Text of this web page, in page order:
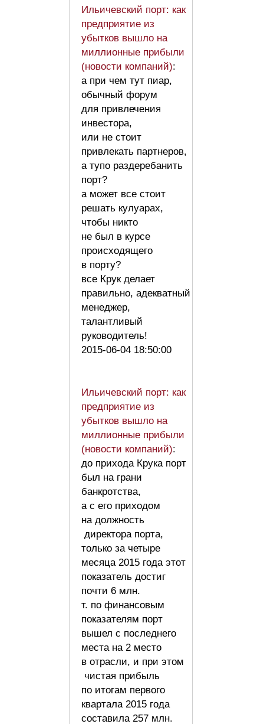
Ильичевский порт: как
предприятие из
убытков вышло на
миллионные прибыли
(новости компаний):
а при чем тут пиар,
обычный форум
для привлечения
инвестора,
или не стоит
привлекать партнеров,
а тупо раздеребанить
порт?
а может все стоит
решать кулуарах,
чтобы никто
не был в курсе
происходящего
в порту?
все Крук делает
правильно, адекватный
менеджер,
талантливый
руководитель!
2015-06-04 18:50:00
Ильичевский порт: как
предприятие из
убытков вышло на
миллионные прибыли
(новости компаний):
до прихода Крука порт
был на грани
банкротства,
а с его приходом
на должность
директора порта,
только за четыре
месяца 2015 года этот
показатель достиг
почти 6 млн.
т. по финансовым
показателям порт
вышел с последнего
места на 2 место
в отрасли, и при этом
чистая прибыль
по итогам первого
квартала 2015 года
составила 257 млн.